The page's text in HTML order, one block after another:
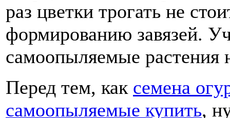
раз цветки трогать не
формированию завязей.
самоопыляемые растения
Перед тем, как семена
самоопыляемые купить,